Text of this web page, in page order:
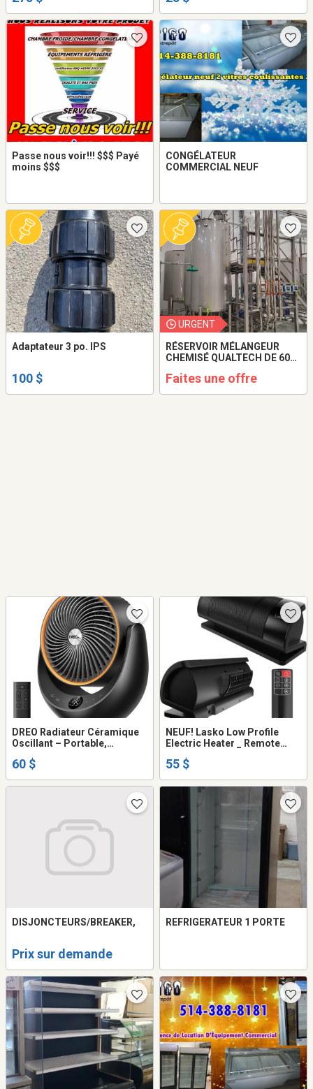
Passe nous voir!!! $$$ Payé
moins $$$
CONGÉLATEUR
COMMERCIAL NEUF
Adaptateur 3 po. IPS
100 $
URGENT
RÉSERVOIR MÉLANGEUR
CHEMISÉ QUALTECH DE 600
Faites une offre
DREO Radiateur Céramique
Oscillant – Portable,
60 $
NEUF! Lasko Low Profile
Electric Heater _ Remote
électrique Lasko
55 $
DISJONCTEURS/BREAKER,
Prix sur demande
REFRIGERATEUR 1 PORTE